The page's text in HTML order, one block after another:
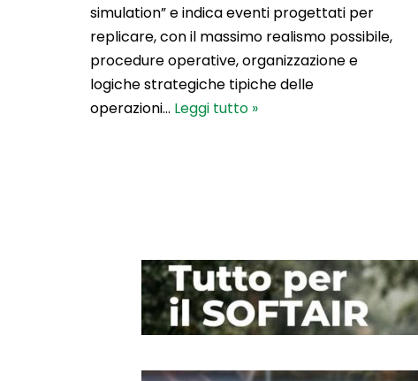
simulation” e indica eventi progettati per
replicare, con il massimo realismo possibile,
procedure operative, organizzazione e
logiche strategiche tipiche delle
operazioni… Leggi tutto »